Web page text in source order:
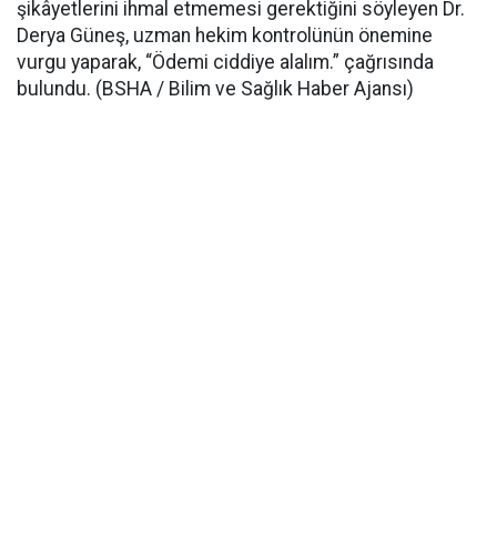
şikâyetlerini ihmal etmemesi gerektiğini söyleyen Dr.
Derya Güneş, uzman hekim kontrolünün önemine
vurgu yaparak, “Ödemi ciddiye alalım.” çağrısında
bulundu. (BSHA / Bilim ve Sağlık Haber Ajansı)